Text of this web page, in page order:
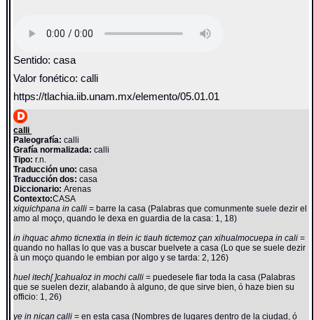
Sentido: casa
Valor fonético: calli
https://tlachia.iib.unam.mx/elemento/05.01.01
calli
Paleografía: calli
Grafía normalizada: calli
Tipo: r.n.
Traducción uno: casa
Traducción dos: casa
Diccionario:Arenas
Contexto:CASA
xiquichpana in calli= barre la casa (Palabras que comunmente suele dezir el
amo al moço, quando le dexa en guardia de la casa: 1, 18)
in ihquac ahmo ticnextia in tlein ic tiauh tictemoz çan xihualmocuepa in cali=
quando no hallas lo que vas a buscar buelvete a casa (Lo que se suele dezir
à un moço quando le embian por algo y se tarda: 2, 126)
huel itech[ ]cahualoz in mochi calli= puedesele fiar toda la casa (Palabras
que se suelen dezir, alabando à alguno, de que sirve bien, ó haze bien su
officio: 1, 26)
ye in nican calli= en esta casa (Nombres de lugares dentro de la ciudad, ó